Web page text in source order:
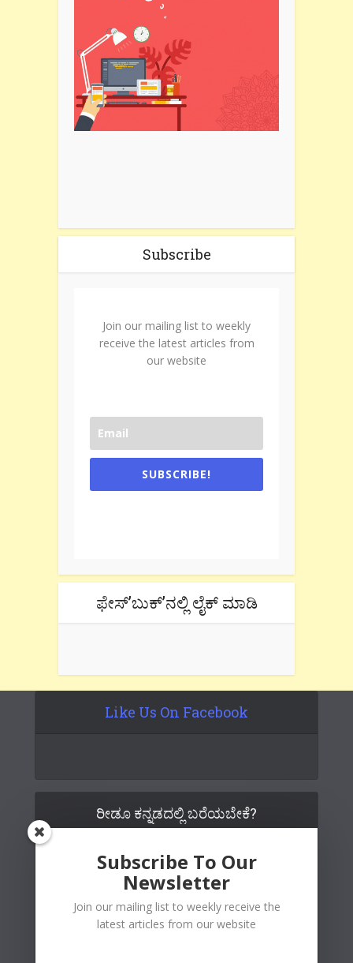
Subscribe
Join our mailing list to weekly
receive the latest articles from
our website
SUBSCRIBE!
ಫೇಸ್’ಬುಕ್’ನಲ್ಲಿ ಲೈಕ್ ಮಾಡಿ
Like Us On Facebook
ರೀಡೂ ಕನ್ನಡದಲ್ಲಿ ಬರೆಯಬೇಕೆ?
Subscribe To Our
Newsletter
Join our mailing list to weekly receive the
latest articles from our website